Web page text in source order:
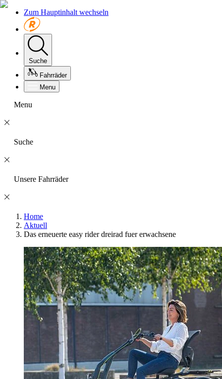
Zum Hauptinhalt wechseln
Suche
Fahrräder
Menu
Menu
Suche
Unsere Fahrräder
Home
Aktuell
Das erneuerte easy rider dreirad fuer erwachsene